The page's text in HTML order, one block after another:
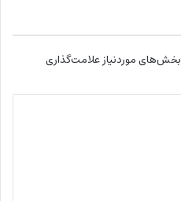
بخش‌های موردنیاز علامت‌گذاری